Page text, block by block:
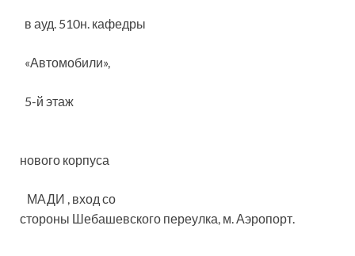
в ауд. 510н. кафедры
«Автомобили»,
5-й этаж
нового корпуса
МАДИ , вход со
стороны Шебашевского переулка, м. Аэропорт.